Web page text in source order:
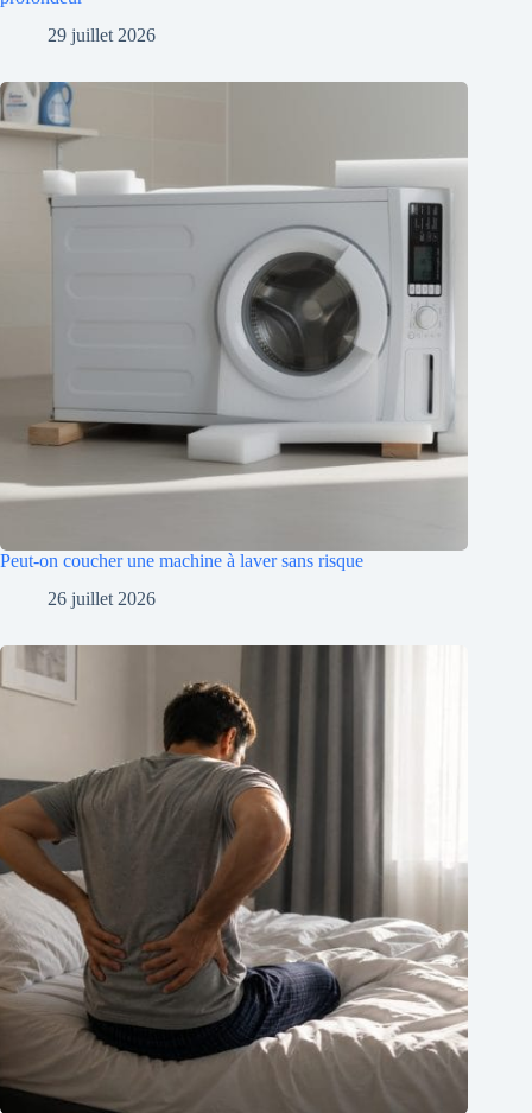
29 juillet 2026
Peut-on coucher une machine à laver sans risque
26 juillet 2026